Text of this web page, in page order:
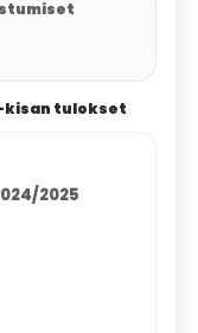
kisan tulokset
2025